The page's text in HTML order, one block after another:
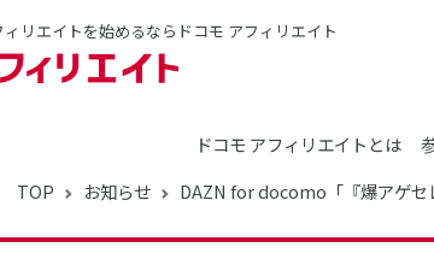
リエイトを始めるならドコモ アフィリエイト
ドコモ アフィリエイトとは
TOP
お知らせ DAZN for docomo「『爆アゲセ